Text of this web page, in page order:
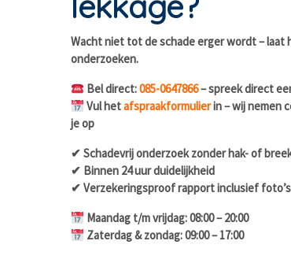
Wacht niet tot de schade erger wordt – laat
onderzoeken.
Bel direct:085-0647866– spreek direct
Vul hetafspraakformulierin – wij nemen
je op
✔ Schadevrij onderzoek zonder hak- of
✔ Binnen 24 uur duidelijkheid
✔ Verzekeringsproof rapport inclusief foto’s
Maandag t/m vrijdag: 08:00 – 20:00
Zaterdag & zondag: 09:00 – 17:00